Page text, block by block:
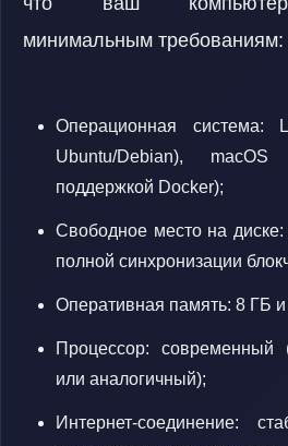
минимальным требованиям:
Операционная система:
Ubuntu/Debian),
поддержкой Docker);
Свободное место на
полной синхронизации
Оперативная память: 8 ГБ
Процессор:
или аналогичный);
Интернет-соединение: